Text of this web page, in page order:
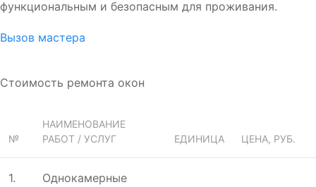
функциональным и безопасным для проживания.
Вызов мастера
Стоимость ремонта окон
№
НАИМЕНОВАНИЕ
РАБОТ / УСЛУГ
ЕДИНИЦА ЦЕНА, РУБ.
1.
Однокамeрныe